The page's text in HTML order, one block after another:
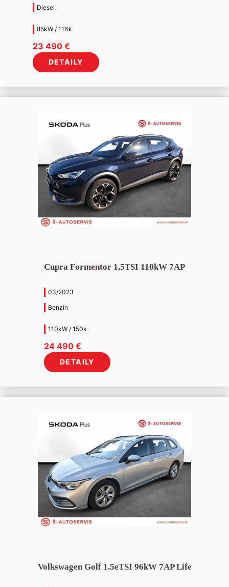
Diesel
85kW / 116k
23 490 €
DETAILY
Cupra Formentor 1,5TSI 110kW 7AP
03/2023
Benzín
110kW / 150k
24 490 €
DETAILY
Volkswagen Golf 1.5eTSI 96kW 7AP Life